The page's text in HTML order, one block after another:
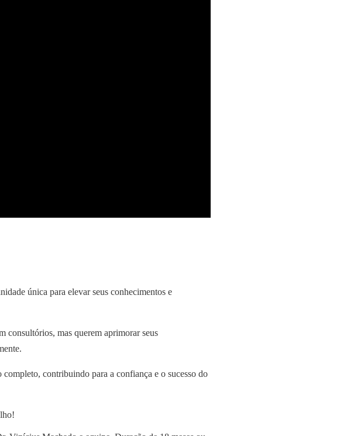
única para elevar seus conhecimentos e
consultórios, mas querem aprimorar seus
contribuindo para a confiança e o sucesso do